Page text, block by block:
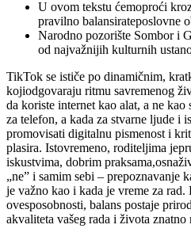
U ovom tekstu ćemoproći
pravilno balansirateposlovne
Narodno pozorište Sombor i
od najvažnijih kulturnih
TikTok se ističe po dinamičnim,
kojiodgovaraju ritmu savremenog
da koriste internet kao alat, a ne
za telefon, a kada za stvarne ljude i
promovisati digitalnu pismenost i
plasira. Istovremeno, roditeljima
iskustvima, dobrim
„ne” i samim sebi – prepoznavanje
je važno kao i kada je vreme za
ovesposobnosti, balans postaje
akvaliteta vašeg rada i života znatno